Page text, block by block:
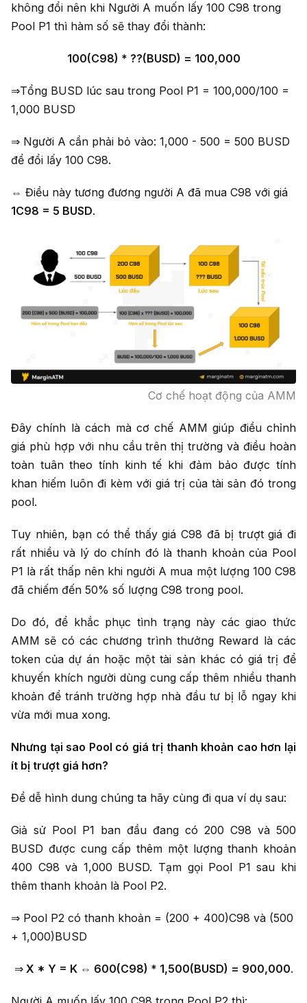
không đổi nên khi Người A muốn lấy 100 C98 trong
Pool P1 thì hàm số sẽ thay đổi thành:
100(C98) * ??(BUSD) = 100,000
⇒Tổng BUSD lúc sau trong Pool P1 = 100,000/100 =
1,000 BUSD
⇒ Người A cần phải bỏ vào: 1,000 - 500 = 500 BUSD
để đổi lấy 100 C98.
⇔ Điều này tương đương người A đã mua C98 với giá
1C98 = 5 BUSD.
Cơ chế hoạt động của AMM
Đây chính là cách mà cơ chế AMM giúp điều chỉnh
giá phù hợp với nhu cầu trên thị trường và điều hoàn
toàn tuân theo tính kinh tế khi đảm bảo được tính
khan hiếm luôn đi kèm với giá trị của tài sản đó trong
pool.
Tuy nhiên, bạn có thể thấy giá C98 đã bị trượt giá đi
rất nhiều và lý do chính đó là thanh khoản của Pool
P1 là rất thấp nên khi người A mua một lượng 100 C98
đã chiếm đến 50% số lượng C98 trong pool.
Do đó, để khắc phục tình trạng này các giao thức
AMM sẽ có các chương trình thưởng Reward là các
token của dự án hoặc một tài sản khác có giá trị để
khuyến khích người dùng cung cấp thêm nhiều thanh
khoản để tránh trường hợp nhà đầu tư bị lỗ ngay khi
vừa mới mua xong.
Nhưng tại sao Pool có giá trị thanh khoản cao hơn lại
ít bị trượt giá hơn?
Để dễ hình dung chúng ta hãy cùng đi qua ví dụ sau:
Giả sử Pool P1 ban đầu đang có 200 C98 và 500
BUSD được cung cấp thêm một lượng thanh khoản
400 C98 và 1,000 BUSD. Tạm gọi Pool P1 sau khi
thêm thanh khoản là Pool P2.
⇒ Pool P2 có thanh khoản = (200 + 400)C98 và (500
+ 1,000)BUSD
⇒X * Y = K ⇔ 600(C98) * 1,500(BUSD) = 900,000.